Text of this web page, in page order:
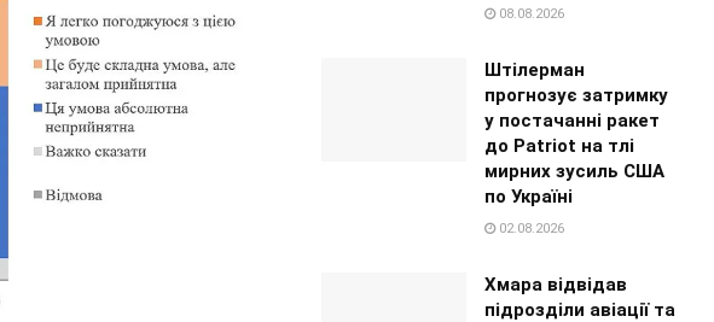
08.08.2026
Штілерман
прогнозує затримку
у постачанні ракет
до Patriot на тлі
мирних зусиль США
по Україні
02.08.2026
Хмара відвідав
підрозділи авіації та